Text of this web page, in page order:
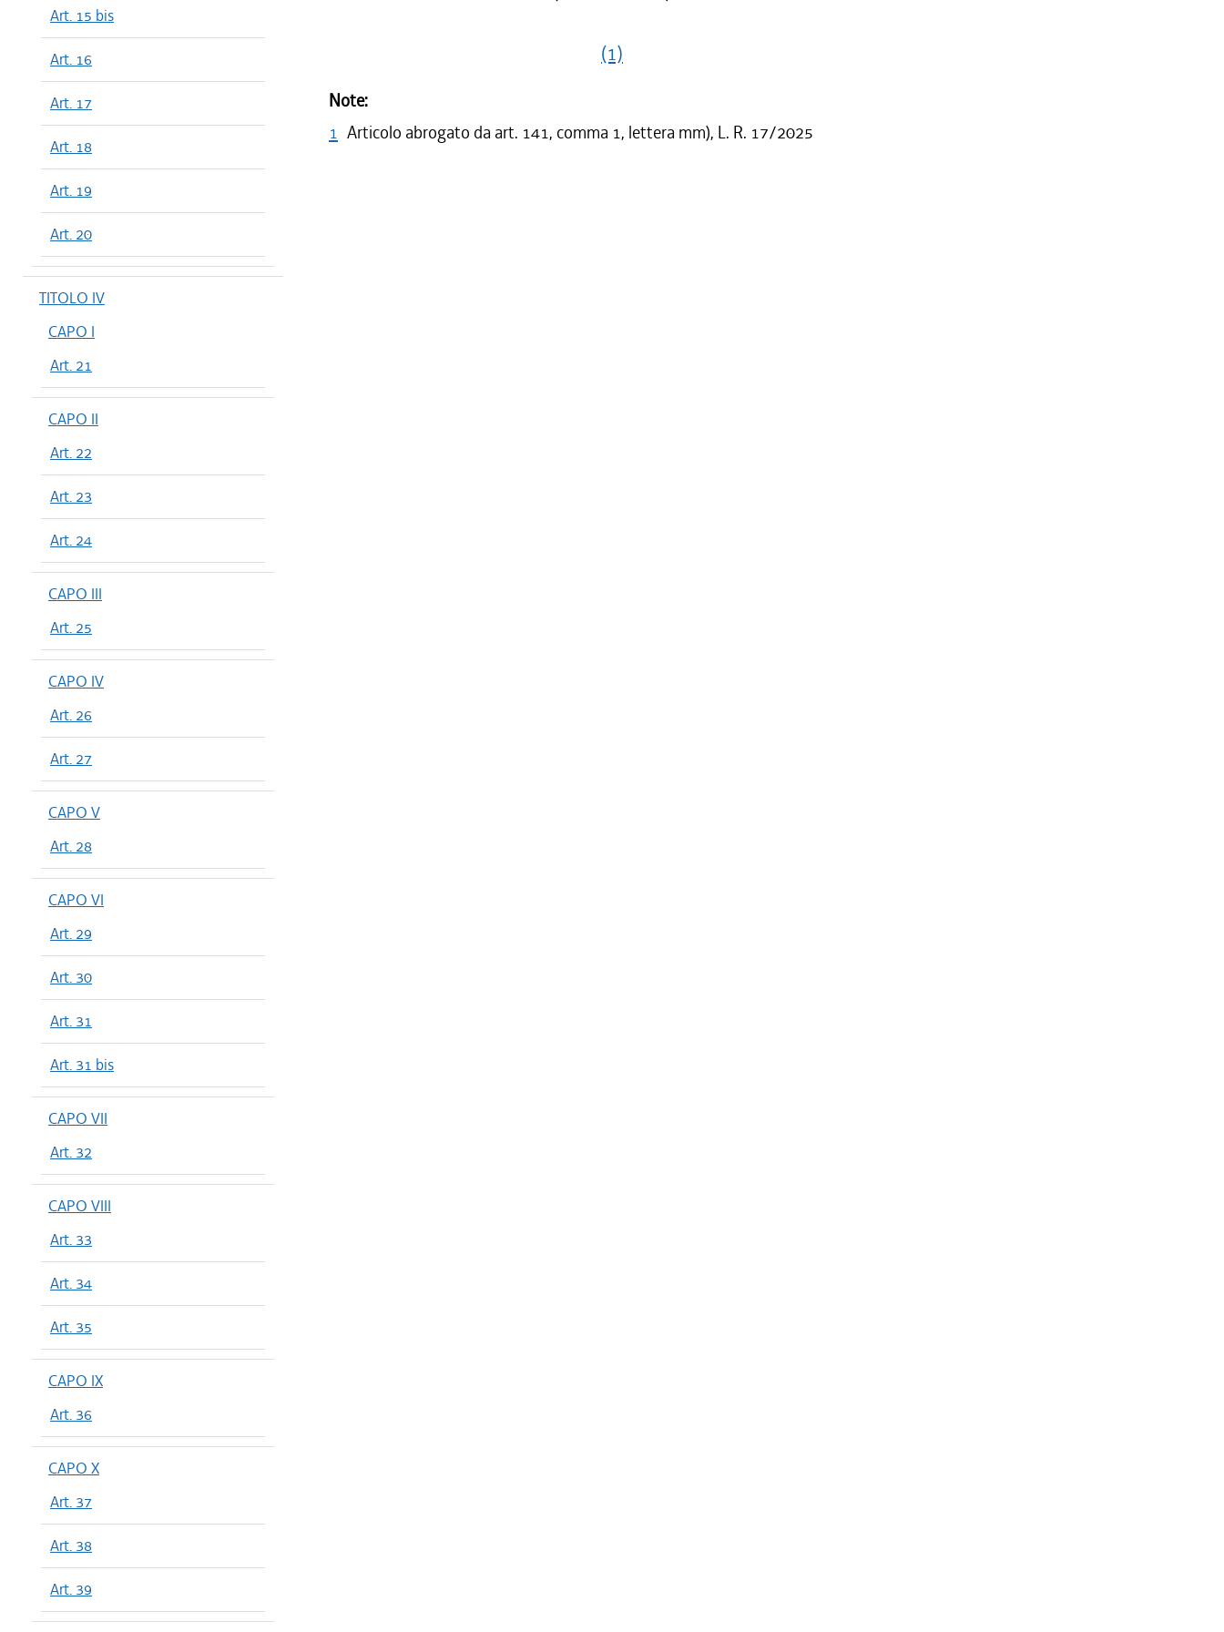
Art. 15 bis
Art. 16
Art. 17
Art. 18
Art. 19
Art. 20
TITOLO IV
CAPO I
Art. 21
CAPO II
Art. 22
Art. 23
Art. 24
CAPO III
Art. 25
CAPO IV
Art. 26
Art. 27
CAPO V
Art. 28
CAPO VI
Art. 29
Art. 30
Art. 31
Art. 31 bis
CAPO VII
Art. 32
CAPO VIII
Art. 33
Art. 34
Art. 35
CAPO IX
Art. 36
CAPO X
Art. 37
Art. 38
Art. 39
(1)
Note:
1 Articolo abrogato da art. 141, comma 1, lettera mm), L. R. 17/2025